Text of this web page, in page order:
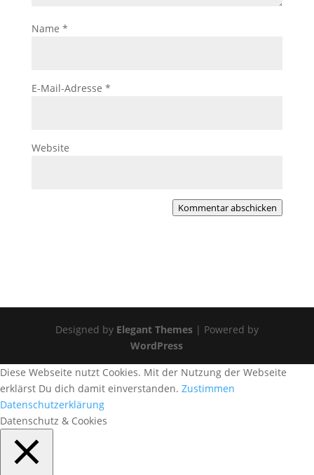
Name *
E-Mail-Adresse *
Website
Kommentar abschicken
Designed by Elegant Themes| Powered by
WordPress
Diese Webseite nutzt Cookies. Mit der Nutzung der Webseite
erklärst Du dich damit einverstanden. Zustimmen
Datenschutzerklärung
Datenschutz & Cookies